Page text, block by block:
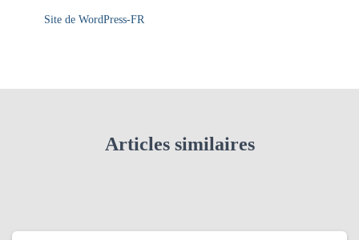
Site de WordPress-FR
Articles similaires